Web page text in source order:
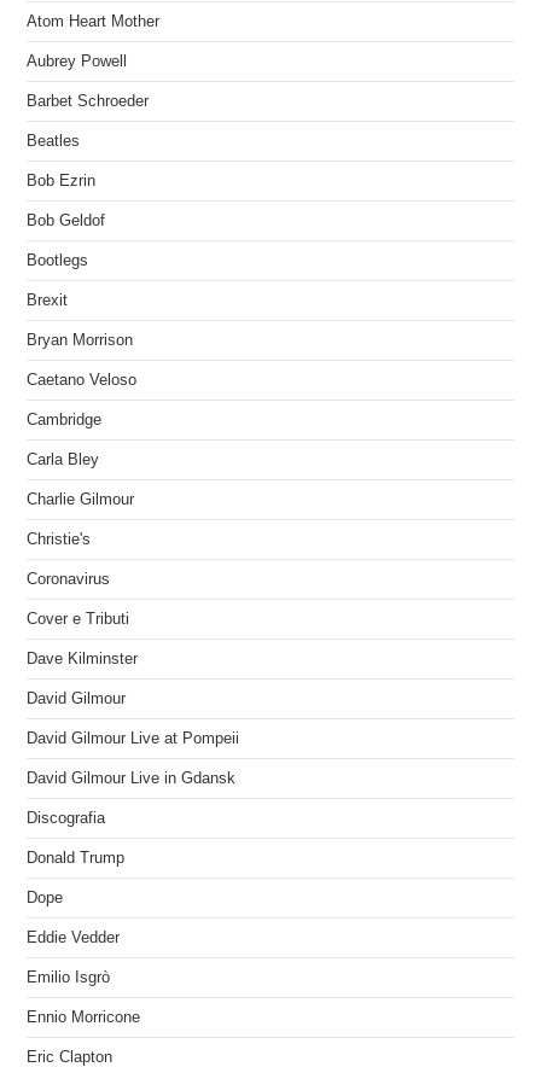
Atom Heart Mother
Aubrey Powell
Barbet Schroeder
Beatles
Bob Ezrin
Bob Geldof
Bootlegs
Brexit
Bryan Morrison
Caetano Veloso
Cambridge
Carla Bley
Charlie Gilmour
Christie's
Coronavirus
Cover e Tributi
Dave Kilminster
David Gilmour
David Gilmour Live at Pompeii
David Gilmour Live in Gdansk
Discografia
Donald Trump
Dope
Eddie Vedder
Emilio Isgrò
Ennio Morricone
Eric Clapton